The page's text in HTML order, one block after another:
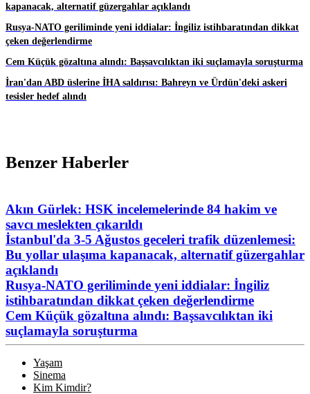
kapanacak, alternatif güzergahlar açıklandı
Rusya-NATO geriliminde yeni iddialar: İngiliz istihbaratından dikkat
çeken değerlendirme
Cem Küçük gözaltına alındı: Başsavcılıktan iki suçlamayla soruşturma
İran'dan ABD üslerine İHA saldırısı: Bahreyn ve Ürdün'deki askeri
tesisler hedef alındı
Benzer Haberler
Akın Gürlek: HSK incelemelerinde 84 hakim ve
savcı meslekten çıkarıldı
İstanbul'da 3-5 Ağustos geceleri trafik düzenlemesi:
Bu yollar ulaşıma kapanacak, alternatif güzergahlar
açıklandı
Rusya-NATO geriliminde yeni iddialar: İngiliz
istihbaratından dikkat çeken değerlendirme
Cem Küçük gözaltına alındı: Başsavcılıktan iki
suçlamayla soruşturma
Yaşam
Sinema
Kim Kimdir?